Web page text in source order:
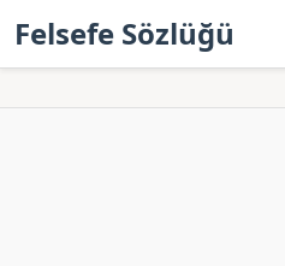
Felsefe Sözlüğü